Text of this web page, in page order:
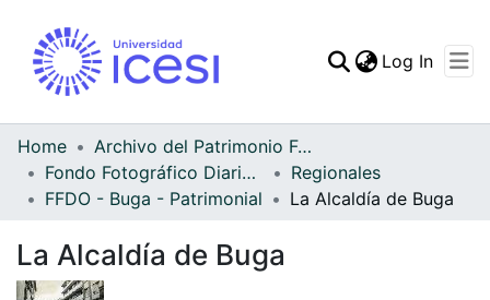
Statistics
Log In
Home
Archivo del Patrimonio Fotográfico y Fílmico del Valle del Cauca
Fondo Fotográfico Diario Occidente
Regionales
FFDO - Buga - Patrimonial
La Alcaldía de Buga
La Alcaldía de Buga